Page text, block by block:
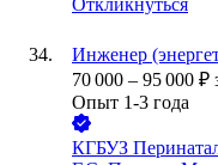
Откликнуться
Инженер
70 000 – 95 000 ₽
Опыт 1-3 года
КГБУЗ